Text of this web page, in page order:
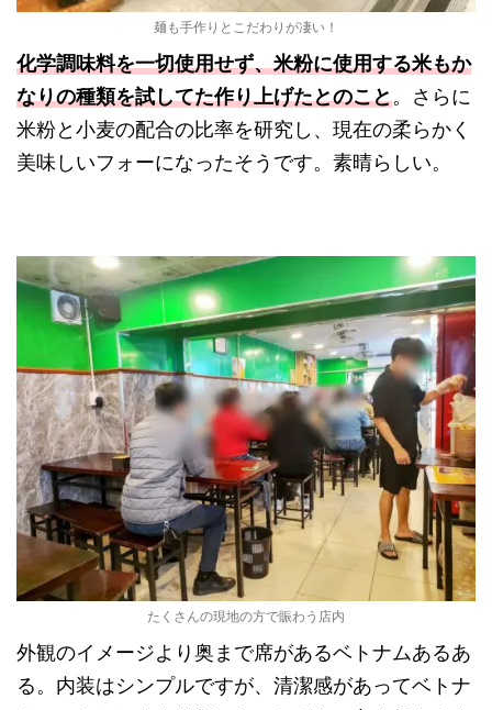
麺も手作りとこだわりが凄い！
化学調味料を一切使用せず、米粉に使用する米もか
なりの種類を試してた作り上げたとのこと。さらに
米粉と小麦の配合の比率を研究し、現在の柔らかく
美味しいフォーになったそうです。素晴らしい。
たくさんの現地の方で賑わう店内
外観のイメージより奥まで席があるベトナムあるあ
る。内装はシンプルですが、清潔感があってベトナ